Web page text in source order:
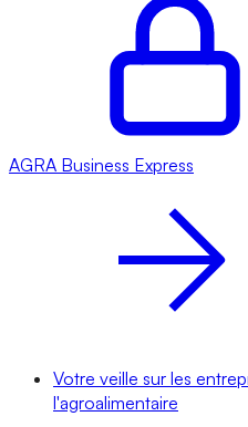
AGRA Business Express
Votre veille sur les
l'agroalimentaire